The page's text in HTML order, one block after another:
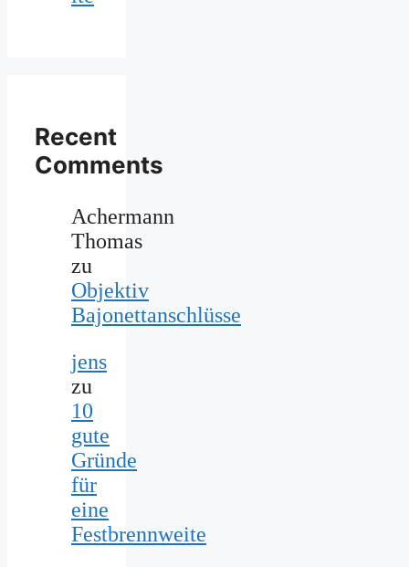
Recent
Comments
Achermann
Thomas
zu
Objektiv
Bajonettanschlüsse
jens
zu
10
gute
Gründe
für
eine
Festbrennweite